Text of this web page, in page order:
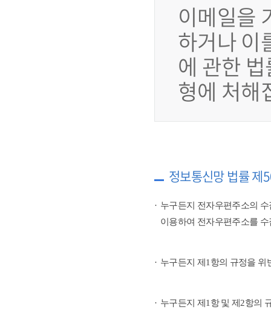
이메일을
하거나 이
에 관한
형에 처해
정보통신망 법률 제
누구든지 전자우편주소의
이용하여 전자우편주소를
누구든지 제1항의 규정을 위
누구든지 제1항 및 제2항의